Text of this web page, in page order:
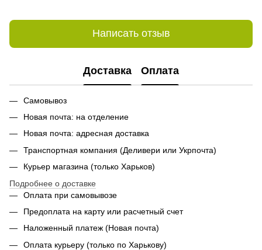
Написать отзыв
Доставка Оплата
Самовывоз
Новая почта: на отделение
Новая почта: адресная доставка
Транспортная компания (Деливери или Укрпочта)
Курьер магазина (только Харьков)
Подробнее о доставке
Оплата при самовывозе
Предоплата на карту или расчетный счет
Наложенный платеж (Новая почта)
Оплата курьеру (только по Харькову)